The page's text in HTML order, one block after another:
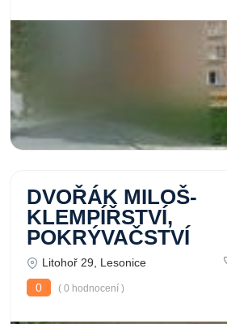
DVOŘÁK MILOŠ-
KLEMPÍŘSTVÍ,
POKRÝVAČSTVÍ
Litohoř 29, Lesonice
0
( 0 hodnocení )